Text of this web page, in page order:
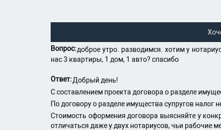
Вопрос:доброе утро. разводимся. хотим у
нас 3 квартиры, 1 дом, 1 авто? спасибо
Ответ:Добрый день!
С составлением проекта договора о разделе
По договору о разделе имущества супругов налог
Стоимость оформения договора выясняйте у
отличаться даже у двух нотариусов, чьи рабочие